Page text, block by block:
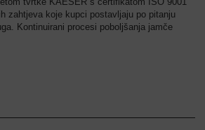
zahtjeva koje kupci postavljaju po pitanju
Kontinuirani procesi poboljšanja jamče